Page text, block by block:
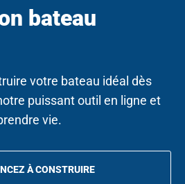
bateau
votre bateau idéal dès
puissant outil en ligne et
vie.
À CONSTRUIRE
OPENS